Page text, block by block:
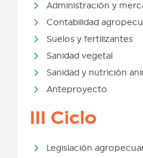
Administración y
Contabilidad
Suelos y fertilizantes
Sanidad vegetal
Sanidad y nutrición
Anteproyecto
III Ciclo
Legislación